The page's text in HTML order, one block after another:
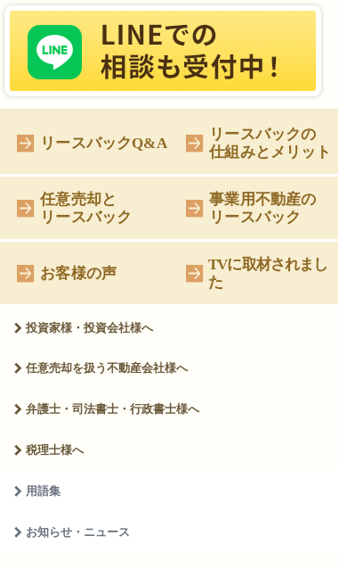
リースバックQ&A
リースバックの
仕組みとメリット
任意売却と
リースバック
事業用不動産の
リースバック
お客様の声
TVに取材されまし
た
投資家様・投資会社様へ
任意売却を扱う不動産会社様へ
弁護士・司法書士・行政書士様へ
税理士様へ
用語集
お知らせ・ニュース